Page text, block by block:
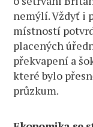
nemýlí. Vždyť i
místností
placených
překvapení a
které bylo
průzkum.